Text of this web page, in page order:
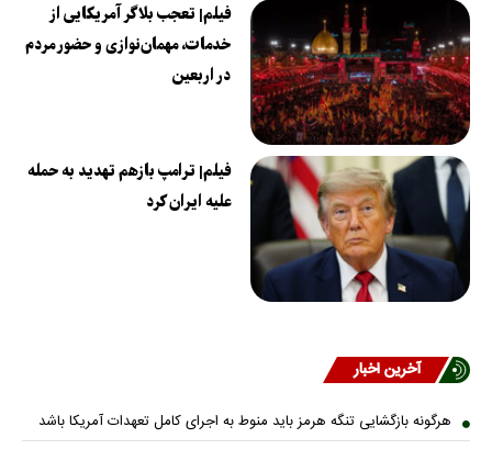
فیلم| تعجب بلاگر آمریکایی از
خدمات، مهمان‌نوازی و حضور مردم
در اربعین
فیلم| ترامپ بازهم تهدید به حمله
علیه ایران کرد
آخرین اخبار
هرگونه بازگشایی تنگه هرمز باید منوط به اجرای کامل تعهدات آمریکا باشد